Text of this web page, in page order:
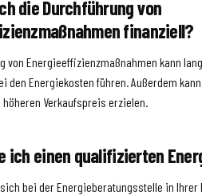
die Durchführung von
finanziell?
von Energieeffizienzmaßnahmen kann
den Energiekosten führen. Außerdem
Verkaufspreis erzielen.
ich einen qualifizierten
bei der Energieberatungsstelle in Ihrer